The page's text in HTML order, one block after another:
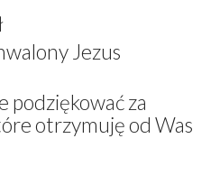
Jezus
podziękować za
otrzymuję od Was